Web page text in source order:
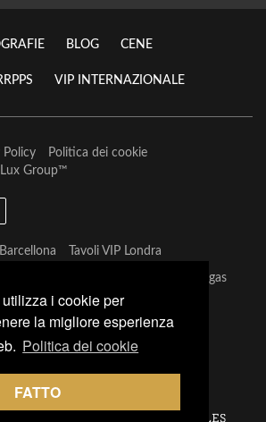
i cookie per
la migliore esperienza
Politica dei cookie
FATTO
BLOG CENE
VIP INTERNAZIONALE
Policy
Politica dei cookie
Lux Group™
Tavoli VIP Londra
Tavoli VIP Las Vegas